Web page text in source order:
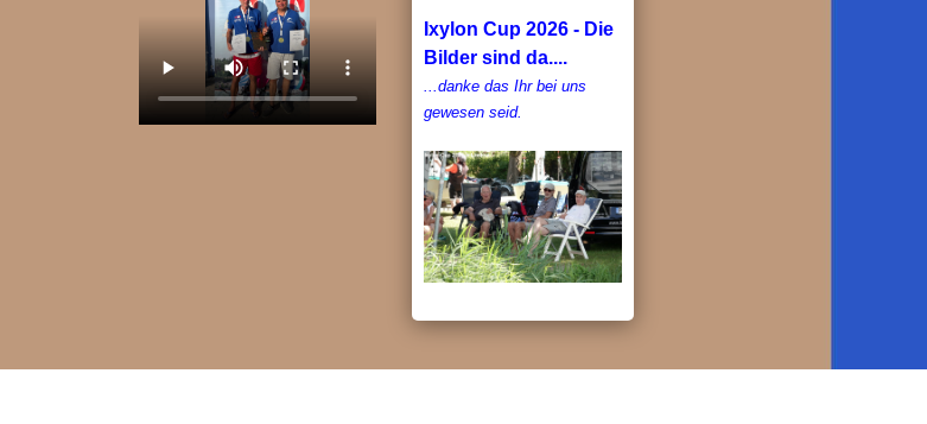
Ixylon Cup 2026 - Die
Bilder sind da....
...danke das Ihr bei uns
gewesen seid.